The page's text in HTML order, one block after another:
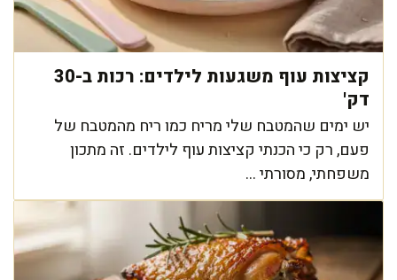
קציצות עוף משגעות לילדים: רכות ב-30
דק'
יש ימים שהמטבח שלי מריח כמו ריח מהמטבח של
פעם, רק כי הכנתי קציצות עוף לילדים. זה מתכון
משפחתי, מסורתי ...